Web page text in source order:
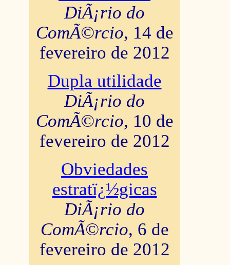
DiÃ¡rio do
ComÃ©rcio, 14 de
fevereiro de 2012
Dupla utilidade
DiÃ¡rio do
ComÃ©rcio, 10 de
fevereiro de 2012
Obviedades
estratï¿½gicas
DiÃ¡rio do
ComÃ©rcio, 6 de
fevereiro de 2012